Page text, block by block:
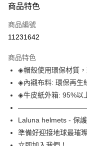
3 期 0 利率 每期
合作金庫商業銀行
上海商業儲蓄銀行
臺灣中小企業銀行
匯豐（台灣）商業銀行
聯邦商業銀行
元大商業銀行
超商取貨付款
LINE Pay
Apple Pay
街口支付
悠遊付
全盈+PAY
商品特色
商品編號
11231642
商品特色
◈帽殼使用環保材質
◈內襯布料: 環保再生
◈牛皮紙外箱: 95%以
Laluna helmets - 保
準備好迎接地球最璀